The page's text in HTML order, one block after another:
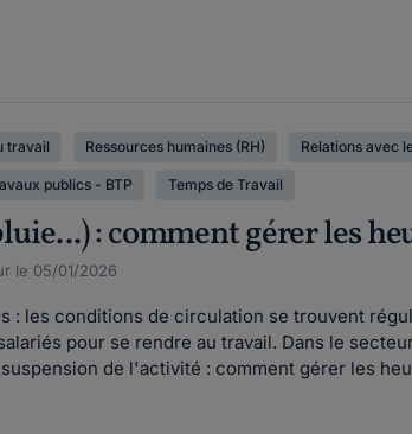
travail Ressources humaines (RH) Relations avec
publics - BTP Temps de Travail
: comment gérer les
le 05/01/2026
: les conditions de circulation se trouvent
pour se rendre au travail. Dans le
de l'activité : comment gérer les